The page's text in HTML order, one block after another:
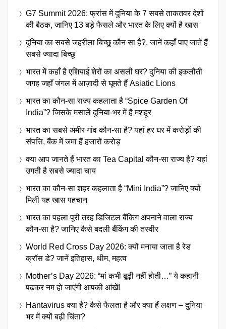
G7 Summit 2026: फ्रांस में दुनिया के 7 सबसे ताकतवर देशों
की बैठक, जानिए 13 बड़े फैसले और भारत के लिए क्यों है खास
दुनिया का सबसे जहरीला बिच्छू कौन सा है?, जानें कहाँ पाए जाते हैं
सबसे ज्यादा बिच्छू
भारत में कहाँ है एशियाई शेरों का असली घर? दुनिया की इकलौती
जगह जहाँ जंगल में आज़ादी से घूमते हैं Asiatic Lions
भारत का कौन-सा राज्य कहलाता है “Spice Garden Of
India”? जिसके मसालें दुनिया-भर में है मशहूर
भारत का सबसे अमीर गांव कौन-सा है? यहां हर घर में करोड़ों की
संपत्ति, बैंक में जमा हैं हजारों करोड़
क्या आप जानते हैं भारत का Tea Capital कौन-सा राज्य है? यहां
उगती है सबसे ज्यादा चाय
भारत का कौन-सा शहर कहलाता है “Mini India”? जानिए क्यों
मिली यह खास पहचान
भारत का पहला पूरी तरह डिजिटल बैंकिंग अपनाने वाला राज्य
कौन-सा है? जानिए कैसे बदली बैंकिंग की तस्वीर
World Red Cross Day 2026: क्यों मनाया जाता है रेड
क्रॉस डे? जानें इतिहास, थीम, महत्व
Mother’s Day 2026: “मां कभी बूढ़ी नहीं होती…” ये कहानी
पढ़कर नम हो जाएंगी आपकी आंखें!
Hantavirus क्या है? कैसे फैलता है और क्या हैं लक्षण – दुनिया
भर में क्यों बढ़ी चिंता?